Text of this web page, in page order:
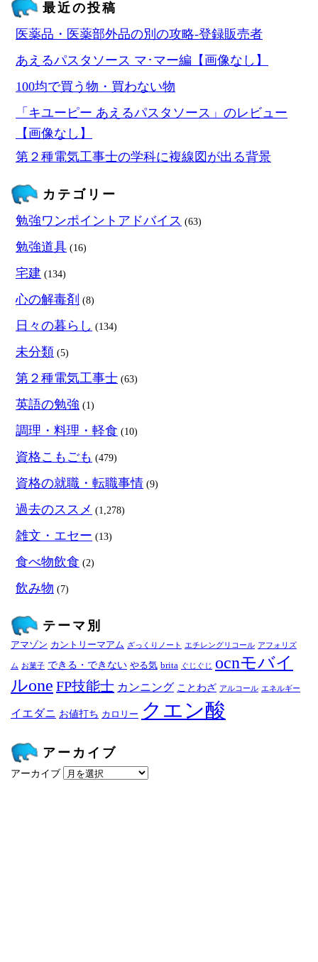
最近の投稿
医薬品・医薬部外品の別の攻略‐登録販売者
あえるパスタソース マ･マー編【画像なし】
100均で買う物・買わない物
「キユーピー あえるパスタソース」のレビュー
【画像なし】
第２種電気工事士の学科に複線図が出る背景
カテゴリー
勉強ワンポイントアドバイス (63)
勉強道具 (16)
宅建 (134)
心の解毒剤 (8)
日々の暮らし (134)
未分類 (5)
第２種電気工事士 (63)
英語の勉強 (1)
調理・料理・軽食 (10)
資格こもごも (479)
資格の就職・転職事情 (9)
過去のススメ (1,278)
雑文・エセー (13)
食べ物飲食 (2)
飲み物 (7)
テーマ別
アマゾン カントリーマアム ざっくりノート エチレングリコール アフォリズ
ム お菓子 できる・できない やる気 brita ぐじぐじ
ocnモバイ
ルone FP技能士 カンニング ことわざ アルコール エネルギー
イエダニ お値打ち カロリー クエン酸
アーカイブ
アーカイブ